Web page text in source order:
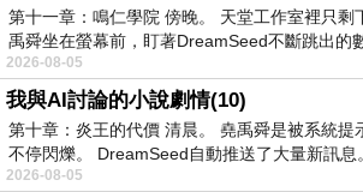
第十一章：鳴仁學院 傍晚。 天堂工作室裡只剩
禹舜坐在螢幕前，盯著DreamSeed不斷跳出的
2026-08-05
我與AI討論的小說劇情(10)
第十章：炎王的代價 清晨。 堯禹舜是被系統提
不停閃爍。 DreamSeed自動推送了大量新訊息
2026-08-05